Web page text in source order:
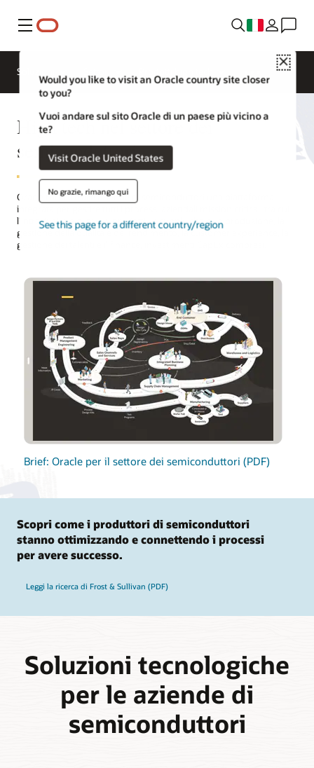
Menu
Close
Would you like to visit an Oracle country site closer
to you?
Vuoi andare sul sito Oracle di un paese più vicino a
te?
Visit Oracle United States
No grazie, rimango qui
See this page for a different country/region
Soluzioni
High tech nel settore dei
semiconduttori
Oracle fornisce alle aziende di semiconduttori una piattaforma
integrata per gestire tutti i processi aziendali mission critical, tra cui
l'introduzione di nuovi prodotti, la supply chain, la produzione, la
gestione della qualità e del rendimento, la customer experience, la
gestione dei talenti e il finance, investimenti CapEx compresi.
Brief: Oracle per il settore dei semiconduttori (PDF)
Scopri come i produttori di semiconduttori
stanno ottimizzando e connettendo i processi
per avere successo.
Leggi la ricerca di Frost & Sullivan (PDF)
Soluzioni tecnologiche
per le aziende di
semiconduttori